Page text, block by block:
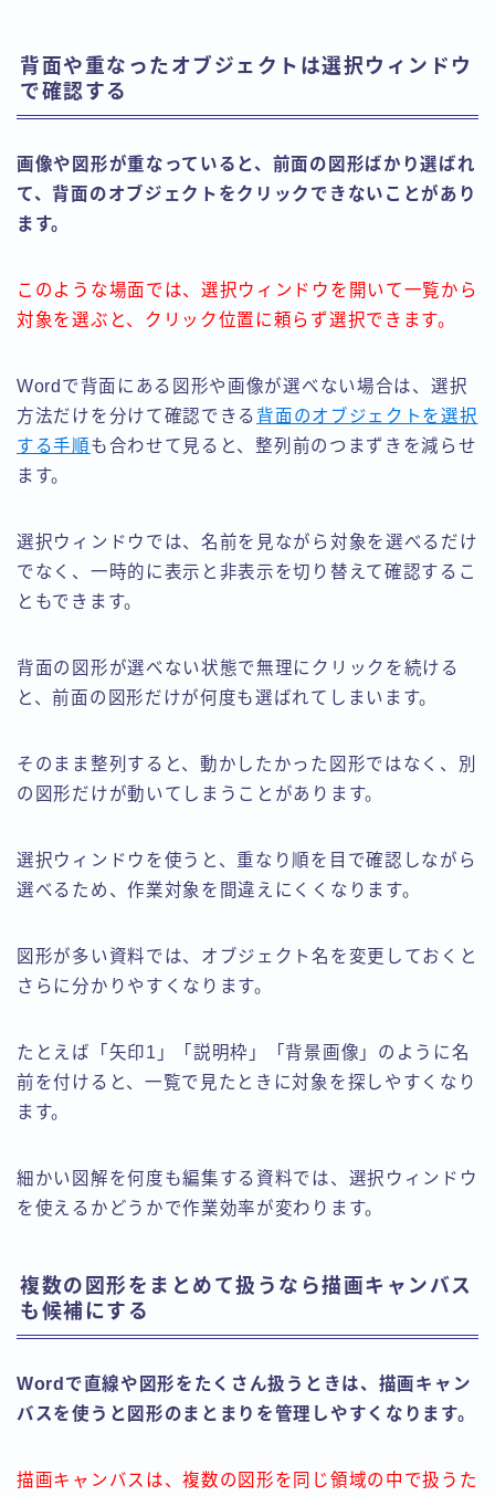
背面や重なったオブジェクトは選択ウィンドウ
で確認する
画像や図形が重なっていると、前面の図形ばかり選ばれ
て、背面のオブジェクトをクリックできないことがあり
ます。
このような場面では、選択ウィンドウを開いて一覧から
対象を選ぶと、クリック位置に頼らず選択できます。
Wordで背面にある図形や画像が選べない場合は、選択
方法だけを分けて確認できる 背面のオブジェクトを選択
する手順も合わせて見ると、整列前のつまずきを減らせ
ます。
選択ウィンドウでは、名前を見ながら対象を選べるだけ
でなく、一時的に表示と非表示を切り替えて確認するこ
ともできます。
背面の図形が選べない状態で無理にクリックを続ける
と、前面の図形だけが何度も選ばれてしまいます。
そのまま整列すると、動かしたかった図形ではなく、別
の図形だけが動いてしまうことがあります。
選択ウィンドウを使うと、重なり順を目で確認しながら
選べるため、作業対象を間違えにくくなります。
図形が多い資料では、オブジェクト名を変更しておくと
さらに分かりやすくなります。
たとえば「矢印1」「説明枠」「背景画像」のように名
前を付けると、一覧で見たときに対象を探しやすくなり
ます。
細かい図解を何度も編集する資料では、選択ウィンドウ
を使えるかどうかで作業効率が変わります。
複数の図形をまとめて扱うなら描画キャンバス
も候補にする
Wordで直線や図形をたくさん扱うときは、描画キャン
バスを使うと図形のまとまりを管理しやすくなります。
描画キャンバスは、複数の図形を同じ領域の中で扱うた